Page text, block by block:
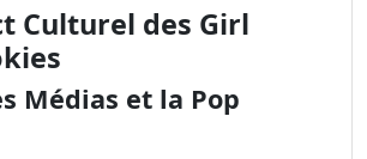
Culturel des Girl
Médias et la Pop